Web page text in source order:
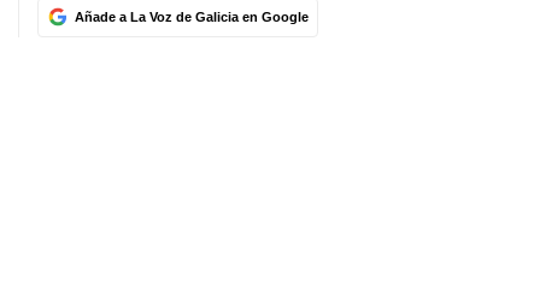
Añade a La Voz de Galicia en Google